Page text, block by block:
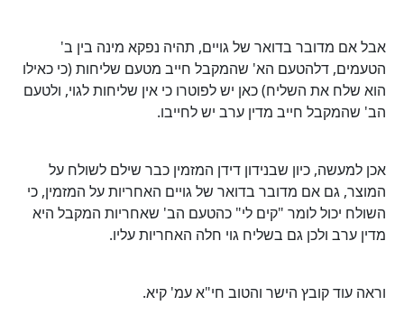
אבל אם מדובר בדואר של גויים, תהיה נפקא מינה בין ב'
הטעמים, דלהטעם הא' שהמקבל חייב מטעם שליחות (כי כאילו
הוא שלח את השליח) כאן יש לפוטרו כי אין שליחות לגוי, ולטעם
הב' שהמקבל חייב מדין ערב יש לחייבו.
אכן למעשה, כיון שבנידון דידן המזמין כבר שילם לשולח על
המוצר, גם אם מדובר בדואר של גויים האחריות על המזמין, כי
השולח יכול לומר "קים לי" כהטעם הב' שאחריות המקבל היא
מדין ערב ולכן גם בשליח גוי חלה האחריות עליו.
וראה עוד קובץ הישר והטוב חי"א עמ' קיא.